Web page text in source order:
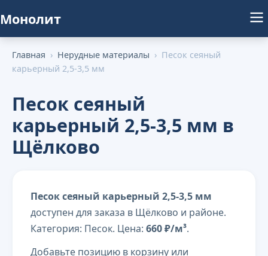
Монолит
Главная › Нерудные материалы › Песок сеяный
карьерный 2,5-3,5 мм
Песок сеяный
карьерный 2,5-3,5 мм в
Щёлково
Песок сеяный карьерный 2,5-3,5 мм
доступен для заказа в Щёлково и районе.
Категория: Песок. Цена: 660 ₽/м³.
Добавьте позицию в корзину или